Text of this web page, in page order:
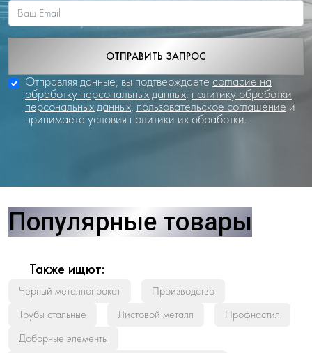
ОТПРАВИТЬ ЗАПРОС
Отправляя данные, вы подтверждаете согласие на
обработку персональных данных, политику обработки
персональных данных, пользовательское соглашение и
принимаете условия политики их обработки.
Популярные товары
Также ищют:
Черный металлопрокат
Производство
Трубы стальные
Листовой металл
Профнастил
Доборные элементы